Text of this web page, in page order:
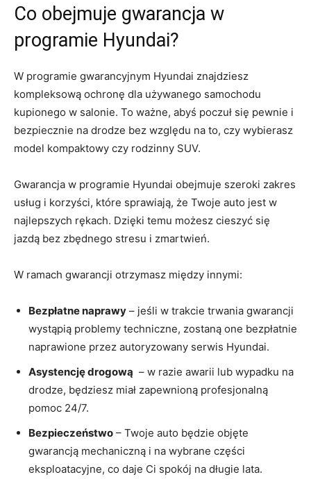
Co ⁤obejmuje gwarancja w‌
programie‍ Hyundai?
W programie gwarancyjnym Hyundai ⁤znajdziesz
kompleksową ochronę dla używanego samochodu
⁤kupionego ⁢w salonie. To ważne, abyś poczuł​ się pewnie i
bezpiecznie na drodze bez względu na‌ to, czy⁢ wybierasz
model kompaktowy czy rodzinny SUV.
Gwarancja w programie Hyundai obejmuje szeroki zakres
⁤usług‌ i korzyści, które sprawiają, ​że⁣ Twoje auto jest w
najlepszych rękach. Dzięki ‌temu możesz cieszyć się​
jazdą bez zbędnego stresu i ⁢zmartwień.
W ‍ramach ⁤gwarancji otrzymasz między innymi:
Bezpłatne naprawy – jeśli w trakcie⁤ trwania gwarancji
wystąpią​ problemy techniczne, zostaną one bezpłatnie
‌naprawione ⁤przez autoryzowany serwis Hyundai.
Asystencję drogową ⁣ – w razie‍ awarii lub wypadku⁤ na
drodze, będziesz miał zapewnioną profesjonalną
⁣pomoc 24/7.
Bezpieczeństwo – Twoje auto będzie objęte
gwarancją ​mechaniczną i na ‍wybrane części
eksploatacyjne,⁢ co daje⁤ Ci spokój na długie lata.